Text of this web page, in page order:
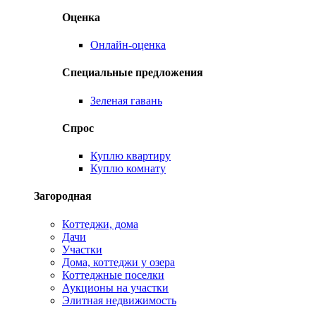
Оценка
Онлайн-оценка
Специальные предложения
Зеленая гавань
Спрос
Куплю квартиру
Куплю комнату
Загородная
Коттеджи, дома
Дачи
Участки
Дома, коттеджи у озера
Коттеджные поселки
Аукционы на участки
Элитная недвижимость